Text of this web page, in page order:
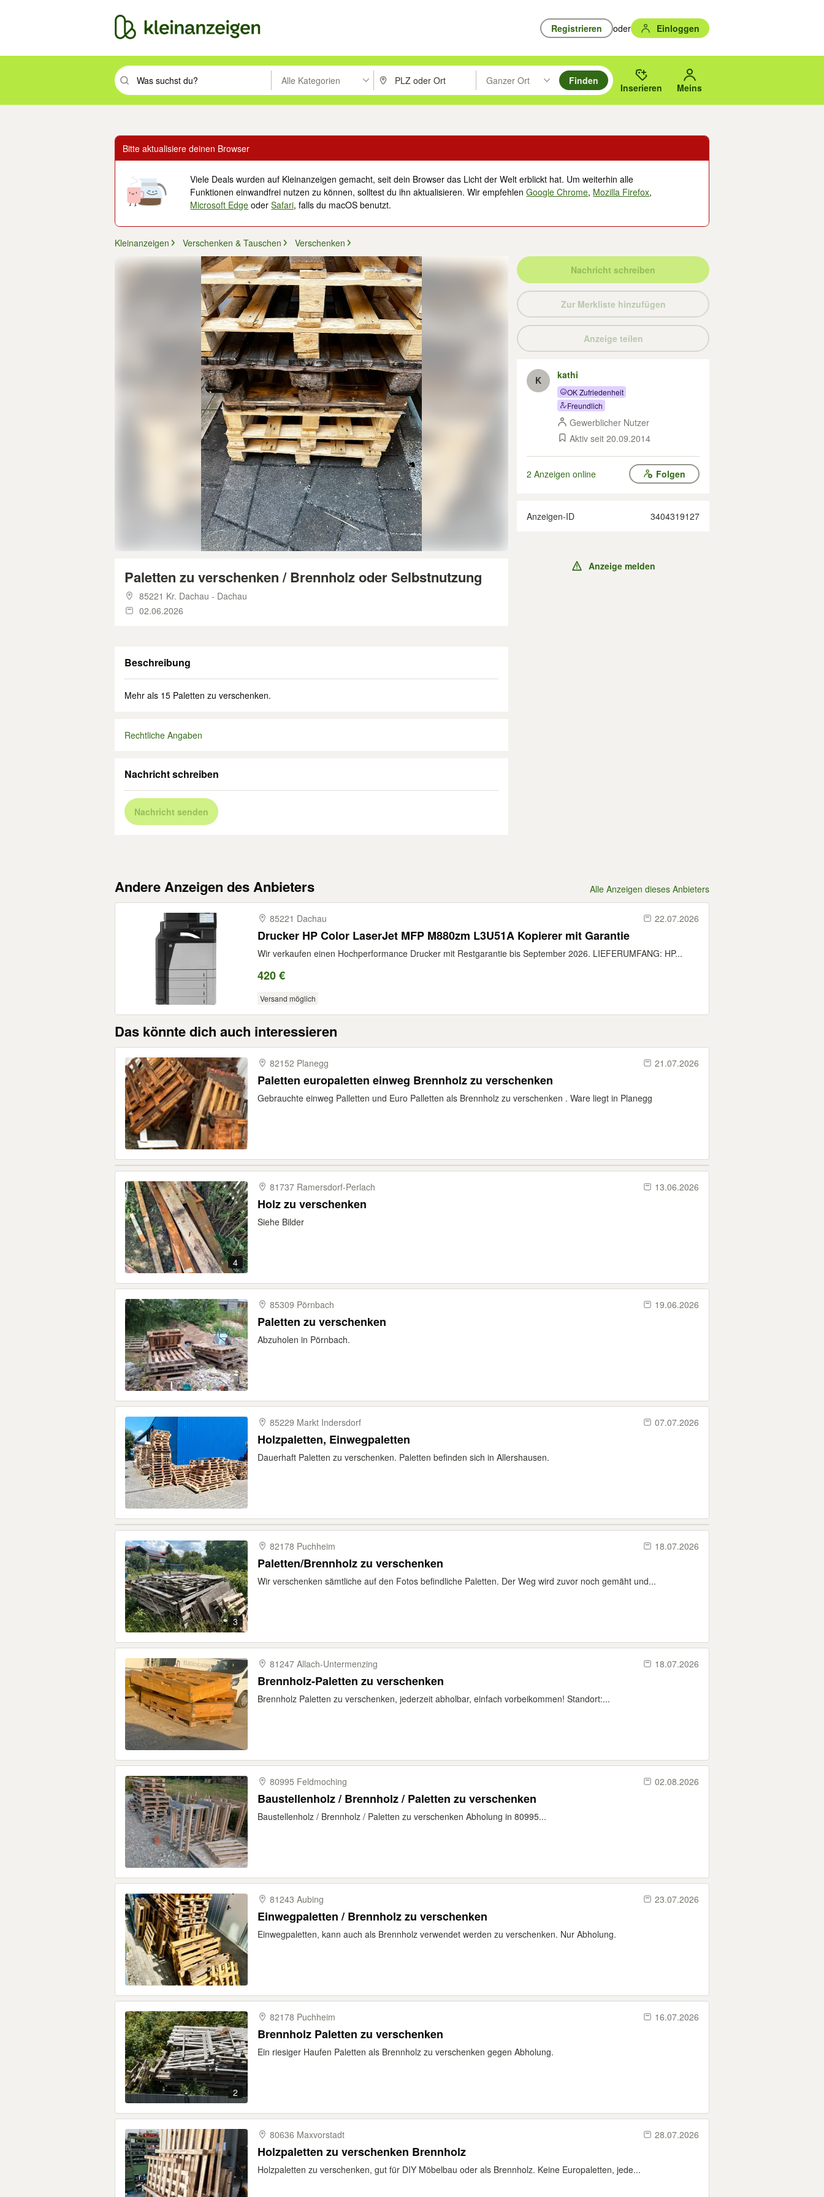
Registrieren oder Einloggen
Suchbegriff eingeben. Eingabetaste drücken um zu suchen, oder Vorschläge mit den Pfeiltasten nach oben/unten durchsuchen und mit Eingabetaste auswählen.
Alle Kategorien PLZ oder Ort eingeben. Eingabetaste drücken um zu suchen, oder Vorschläge mit den Pfeiltasten nach oben/
Ganzer Ort
Suche im Umkreis des gewählten Orts oder PLZ.
Finden
Inserieren Meins
Bitte aktualisiere deinen Browser
Viele Deals wurden auf Kleinanzeigen gemacht, seit dein Browser das Licht der Welt erblickt hat. Um weiterhin alle
Funktionen einwandfrei nutzen zu können, solltest du ihn aktualisieren. Wir empfehlenGoogle Chrome, Mozilla Firefox,
Microsoft Edge oderSafari, falls du macOS benutzt.
Kleinanzeigen Verschenken & Tauschen Verschenken
Paletten zu verschenken / Brennholz oder Selbstnutzung
85221 Kr. Dachau - Dachau
02.06.2026
Beschreibung
Mehr als 15 Paletten zu verschenken.
Rechtliche Angaben
Nachricht schreiben
Nachricht senden
Nachricht schreiben
Zur Merkliste hinzufügen
Anzeige teilen
K kathi
OK Zufriedenheit
Freundlich
Gewerblicher Nutzer
Aktiv seit 20.09.2014
2 Anzeigen online Folgen
Anzeigen-ID 3404319127
Anzeige melden
Andere Anzeigen des Anbieters Alle Anzeigen dieses Anbieters
85221 Dachau 22.07.2026
Drucker HP Color LaserJet MFP M880zm L3U51A Kopierer mit Garantie
Wir verkaufen einen Hochperformance Drucker mit Restgarantie bis September 2026. LIEFERUMFANG: HP...
420 €
Versand möglich
Das könnte dich auch interessieren
82152 Planegg 21.07.2026
Paletten europaletten einweg Brennholz zu verschenken
Gebrauchte einweg Palletten und Euro Palletten als Brennholz zu verschenken . Ware liegt in Planegg
4
81737 Ramersdorf-​Perlach 13.06.2026
Holz zu verschenken
Siehe Bilder
85309 Pörnbach 19.06.2026
Paletten zu verschenken
Abzuholen in Pörnbach.
85229 Markt Indersdorf 07.07.2026
Holzpaletten, Einwegpaletten
Dauerhaft Paletten zu verschenken. Paletten befinden sich in Allershausen.
3
82178 Puchheim 18.07.2026
Paletten/Brennholz zu verschenken
Wir verschenken sämtliche auf den Fotos befindliche Paletten. Der Weg wird zuvor noch gemäht und...
81247 Allach-​Untermenzing 18.07.2026
Brennholz-Paletten zu verschenken
Brennholz Paletten zu verschenken, jederzeit abholbar, einfach vorbeikommen! Standort:...
80995 Feldmoching 02.08.2026
Baustellenholz / Brennholz / Paletten zu verschenken
Baustellenholz / Brennholz / Paletten zu verschenken Abholung in 80995...
81243 Aubing 23.07.2026
Einwegpaletten / Brennholz zu verschenken
Einwegpaletten, kann auch als Brennholz verwendet werden zu verschenken. Nur Abholung.
2
82178 Puchheim 16.07.2026
Brennholz Paletten zu verschenken
Ein riesiger Haufen Paletten als Brennholz zu verschenken gegen Abholung.
80636 Maxvorstadt 28.07.2026
Holzpaletten zu verschenken Brennholz
Holzpaletten zu verschenken, gut für DIY Möbelbau oder als Brennholz. Keine Europaletten, jede...